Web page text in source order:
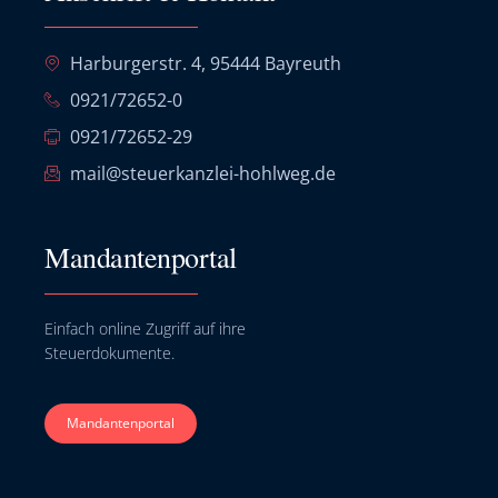
Harburgerstr. 4, 95444 Bayreuth
0921/72652-0
0921/72652-29
mail@steuerkanzlei-hohlweg.de
Mandantenportal
Einfach online Zugriff auf ihre
Steuerdokumente.
Mandantenportal